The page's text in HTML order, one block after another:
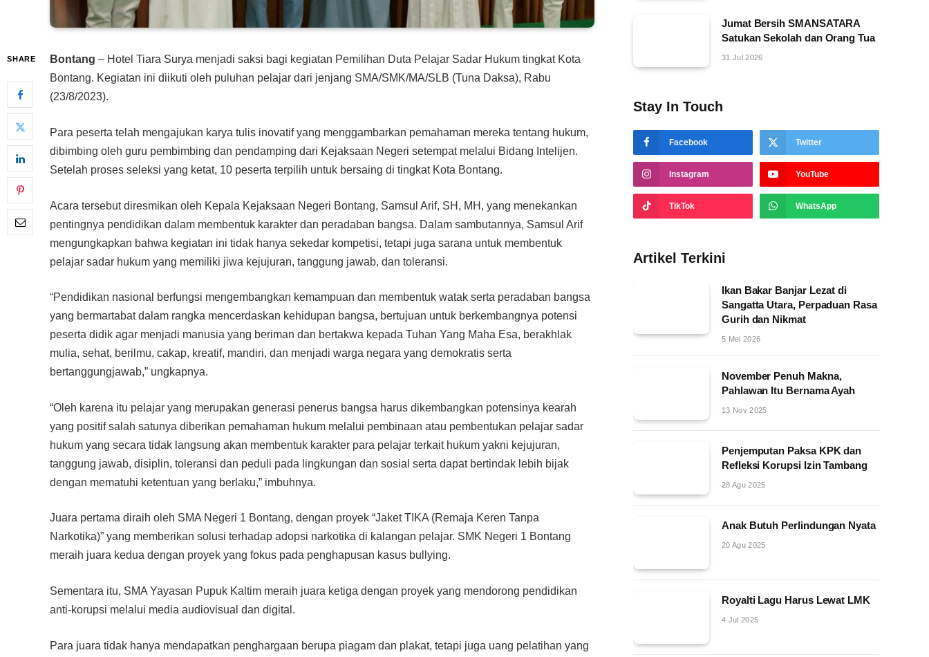
SHARE Bontang – Hotel Tiara Surya menjadi saksi bagi kegiatan Pemilihan Duta Pelajar Sadar Hukum tingkat Kota
Bontang. Kegiatan ini diikuti oleh puluhan pelajar dari jenjang SMA/SMK/MA/SLB (Tuna Daksa), Rabu
(23/8/2023).
Para peserta telah mengajukan karya tulis inovatif yang menggambarkan pemahaman mereka tentang hukum,
dibimbing oleh guru pembimbing dan pendamping dari Kejaksaan Negeri setempat melalui Bidang Intelijen.
Setelah proses seleksi yang ketat, 10 peserta terpilih untuk bersaing di tingkat Kota Bontang.
Acara tersebut diresmikan oleh Kepala Kejaksaan Negeri Bontang, Samsul Arif, SH, MH, yang menekankan
pentingnya pendidikan dalam membentuk karakter dan peradaban bangsa. Dalam sambutannya, Samsul Arif
mengungkapkan bahwa kegiatan ini tidak hanya sekedar kompetisi, tetapi juga sarana untuk membentuk
pelajar sadar hukum yang memiliki jiwa kejujuran, tanggung jawab, dan toleransi.
“Pendidikan nasional berfungsi mengembangkan kemampuan dan membentuk watak serta peradaban bangsa
yang bermartabat dalam rangka mencerdaskan kehidupan bangsa, bertujuan untuk berkembangnya potensi
peserta didik agar menjadi manusia yang beriman dan bertakwa kepada Tuhan Yang Maha Esa, berakhlak
mulia, sehat, berilmu, cakap, kreatif, mandiri, dan menjadi warga negara yang demokratis serta
bertanggungjawab,” ungkapnya.
“Oleh karena itu pelajar yang merupakan generasi penerus bangsa harus dikembangkan potensinya kearah
yang positif salah satunya diberikan pemahaman hukum melalui pembinaan atau pembentukan pelajar sadar
hukum yang secara tidak langsung akan membentuk karakter para pelajar terkait hukum yakni kejujuran,
tanggung jawab, disiplin, toleransi dan peduli pada lingkungan dan sosial serta dapat bertindak lebih bijak
dengan mematuhi ketentuan yang berlaku,” imbuhnya.
Juara pertama diraih oleh SMA Negeri 1 Bontang, dengan proyek “Jaket TIKA (Remaja Keren Tanpa
Narkotika)” yang memberikan solusi terhadap adopsi narkotika di kalangan pelajar. SMK Negeri 1 Bontang
meraih juara kedua dengan proyek yang fokus pada penghapusan kasus bullying.
Sementara itu, SMA Yayasan Pupuk Kaltim meraih juara ketiga dengan proyek yang mendorong pendidikan
anti-korupsi melalui media audiovisual dan digital.
Para juara tidak hanya mendapatkan penghargaan berupa piagam dan plakat, tetapi juga uang pelatihan yang
Jumat Bersih SMANSATARA
Satukan Sekolah dan Orang Tua
31 Jul 2026
Stay In Touch
Facebook Twitter
Instagram YouTube
TikTok WhatsApp
Artikel Terkini
Ikan Bakar Banjar Lezat di
Sangatta Utara, Perpaduan Rasa
Gurih dan Nikmat
5 Mei 2026
November Penuh Makna,
Pahlawan Itu Bernama Ayah
13 Nov 2025
Penjemputan Paksa KPK dan
Refleksi Korupsi Izin Tambang
28 Agu 2025
Anak Butuh Perlindungan Nyata
20 Agu 2025
Royalti Lagu Harus Lewat LMK
4 Jul 2025